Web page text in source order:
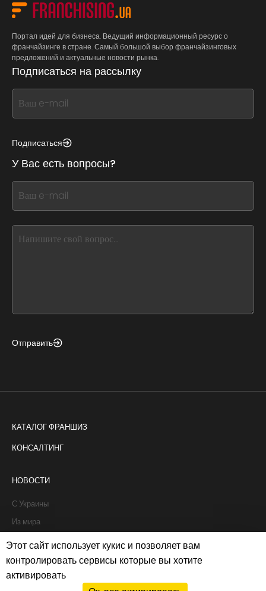
Портал идей для бизнеса. Ведущий информационный ресурс о
франчайзинге в стране. Самый большой выбор франчайзинговых
предложений и актуальные новости рынка.
Подписаться на рассылку
If
you
this,
this
form
field
blank
Подписаться
У Вас есть вопросы?
If
you
this,
Отправить
КАТАЛОГ ФРАНШИЗ
КОНСАЛТИНГ
НОВОСТИ
С Украины
Из мира
Интервью
Истории франчайзи
Рапорты
Этот сайт использует кукис и позволяет вам
контролировать сервисы которые вы хотите
активировать